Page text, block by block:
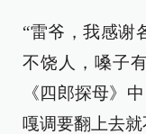
“雷爷，我感谢
不饶人，嗓子
《四郎探母》
嘎调要翻上去